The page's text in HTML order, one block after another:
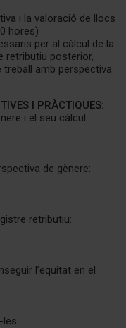
i la valoració de llocs
hores)
per al càlcul de la
retributiu posterior,
amb perspectiva
I PRÀCTIQUES:
i el seu càlcul:
de gènere:
retributiu:
l’equitat en el
les